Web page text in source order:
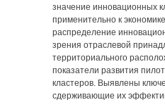
значение инновационных
применительно к
распределение
зрения отраслевой
территориального
показатели развития
кластеров. Выявлены
сдерживающие их